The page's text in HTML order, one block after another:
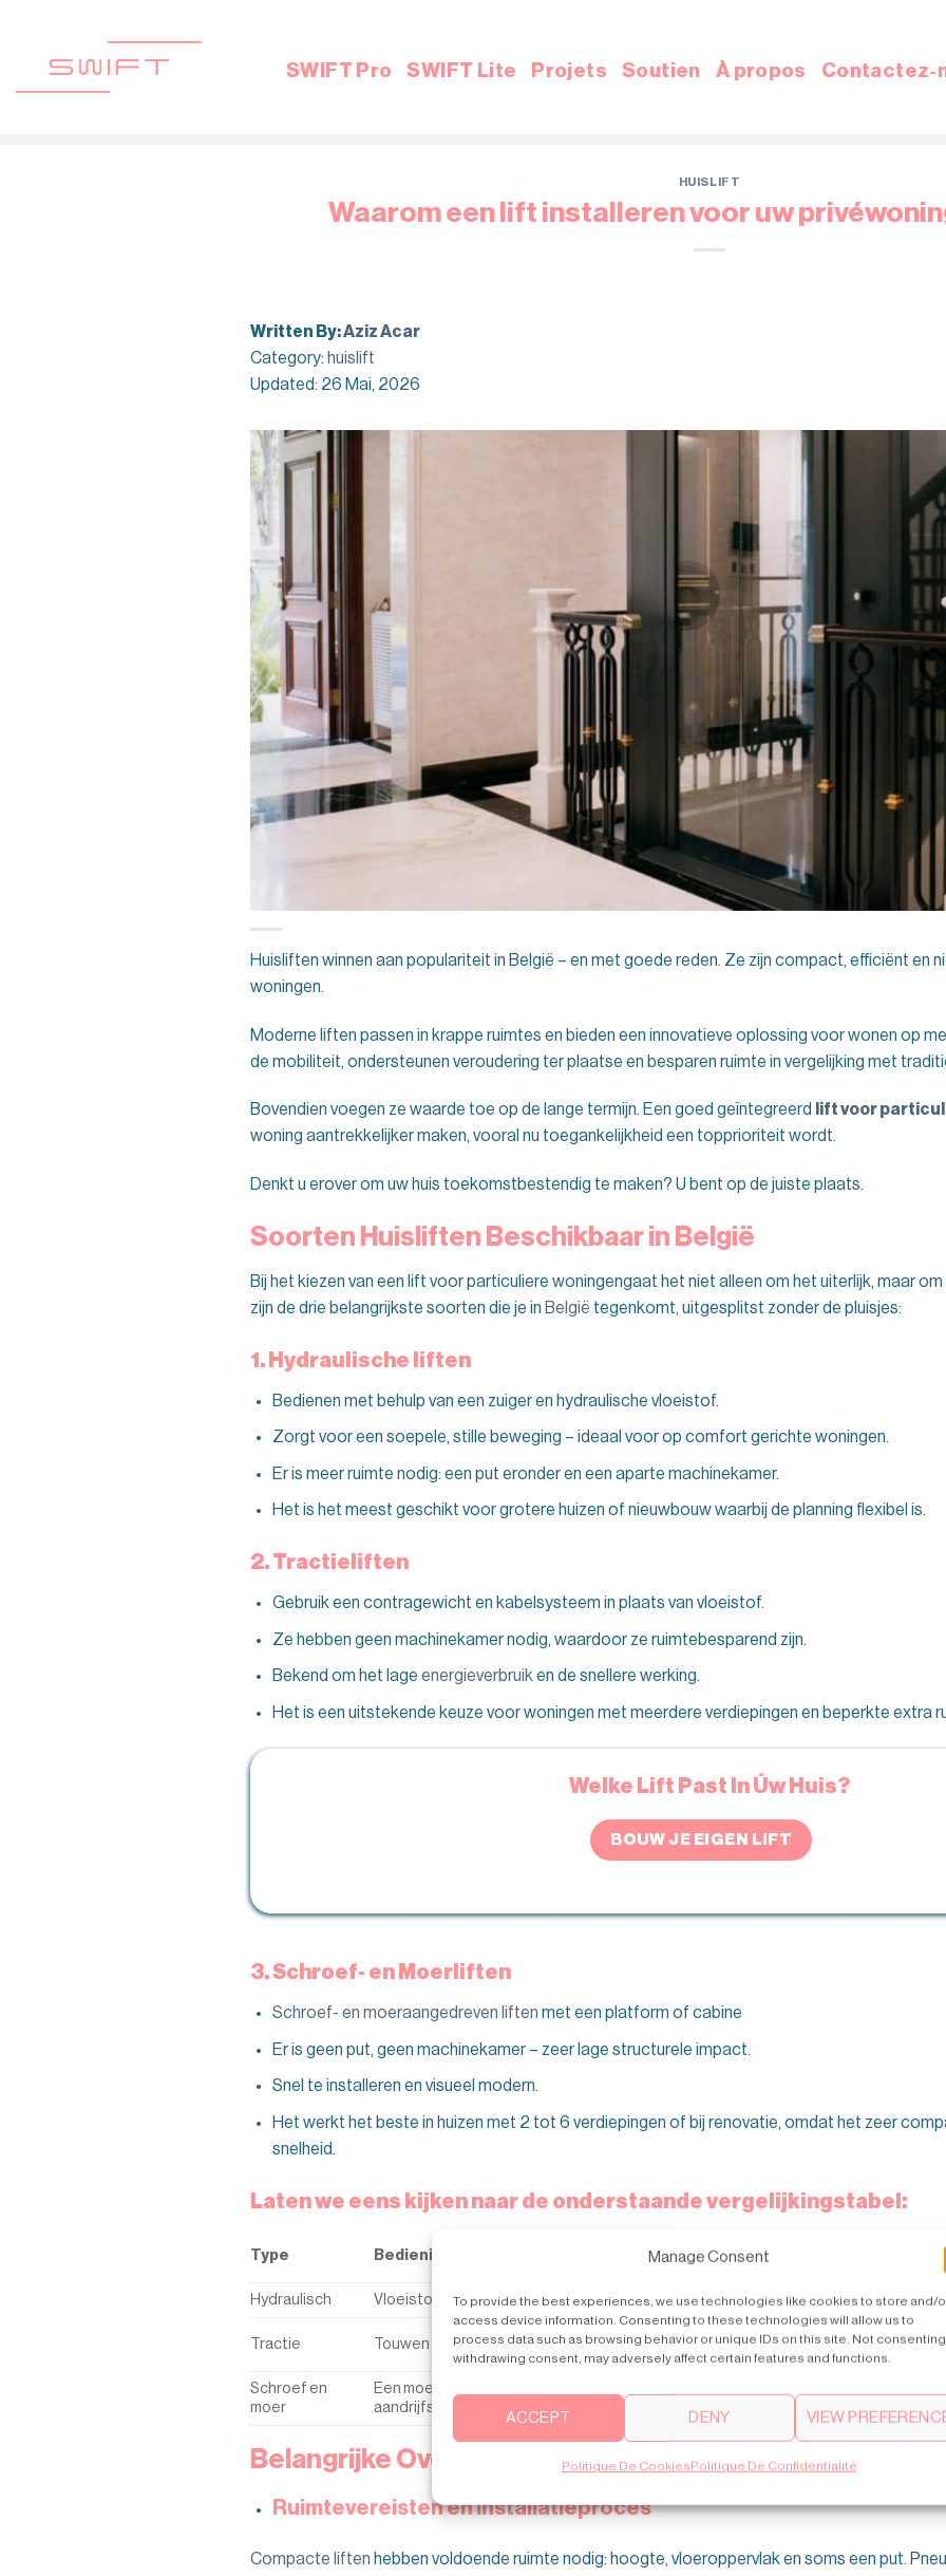
Manage Consent
To provide the best experiences, we use technologies like cookies to store and/
access device information. Consenting to these technologies will allow us to
process data such as browsing behavior or unique IDs on this site. Not
withdrawing consent, may adversely affect certain features and functions.
ACCEPT DENY VIEW
Politique De CookiesPolitique De Confidentialité
content
SWIFT Pro SWIFT Lite Projets Soutien À propos Contactez-
HUISLIFT
Waarom een ​​lift installeren voor uw
Written By:Aziz Acar
Category: huislift
Updated: 26 Mai, 2026
Huisliften winnen aan populariteit in België – en met goede reden. Ze zijn compact, efficiënt en
woningen.
Moderne liften passen in krappe ruimtes en bieden een innovatieve oplossing voor wonen op
de mobiliteit, ondersteunen veroudering ter plaatse en besparen ruimte in vergelijking met
Bovendien voegen ze waarde toe op de lange termijn. Een goed geïntegreerd lift voor
woning aantrekkelijker maken, vooral nu toegankelijkheid een topprioriteit wordt.
Denkt u erover om uw huis toekomstbestendig te maken? U bent op de juiste plaats.
Soorten Huisliften Beschikbaar in België
Bij het kiezen van een lift voor particuliere woningengaat het niet alleen om het uiterlijk, maar
zijn de drie belangrijkste soorten die je in België tegenkomt, uitgesplitst zonder de pluisjes:
1. Hydraulische liften
Bedienen met behulp van een zuiger en hydraulische vloeistof.
Zorgt voor een soepele, stille beweging – ideaal voor op comfort gerichte woningen.
Er is meer ruimte nodig: een put eronder en een aparte machinekamer.
Het is het meest geschikt voor grotere huizen of nieuwbouw waarbij de planning flexibel is.
2. Tractieliften
Gebruik een contragewicht en kabelsysteem in plaats van vloeistof.
Ze hebben geen machinekamer nodig, waardoor ze ruimtebesparend zijn.
Bekend om het lage energieverbruiken de snellere werking.
Het is een uitstekende keuze voor woningen met meerdere verdiepingen en beperkte extra
Welke Lift Past In Úw Huis?
BOUW JE EIGEN LIFT
3. Schroef- en Moerliften
Schroef- en moeraangedreven liften met een platform of cabine
Er is geen put, geen machinekamer – zeer lage structurele impact.
Snel te installeren en visueel modern.
Het werkt het beste in huizen met 2 tot 6 verdiepingen of bij renovatie, omdat het zeer
snelheid.
Laten we eens kijken naar de onderstaande vergelijkingstabel:
Type Bedieningsmethode
nodig
Energieverbruik Ideaal
Hydraulisch Vloeistof + zuiger Hoog Gematigd Grote
Tractie Touwen + contragewicht Laag Laag
Schroef en
moer
Een moer langs een
aandrijfschroef
Zeer laag Laag Kleine
Belangrijke Overwegingen Bij Het Kiezen Van Een
Ruimtevereisten en Installatieproces
Compacte liften hebben voldoende ruimte nodig: hoogte, vloeroppervlak en soms een put.